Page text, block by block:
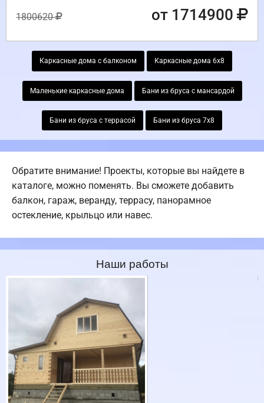
1800620 от 1714900
Каркасные дома с балконом Каркасные дома 6х8
Маленькие каркасные дома Бани из бруса с мансардой
Бани из бруса с террасой Бани из бруса 7х8
Обратите внимание! Проекты, которые вы найдете в
каталоге, можно поменять. Вы сможете добавить
балкон, гараж, веранду, террасу, панорамное
остекление, крыльцо или навес.
Наши работы